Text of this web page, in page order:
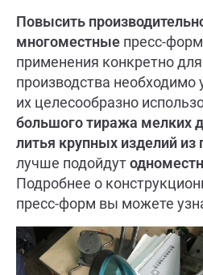
Повысить
многоместные пресс-
применения конкретно
производства необходимо
их целесообразно
большого тиража мелких
литья крупных изделий из
лучше подойдут
Подробнее о
пресс-форм вы можете